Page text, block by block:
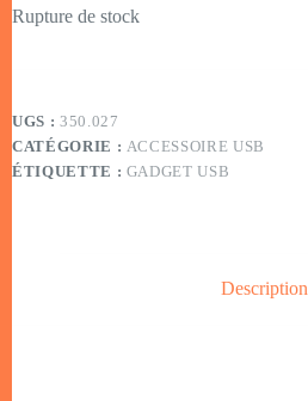
Rupture de stock
UGS : 350.027
CATÉGORIE : ACCESSOIRE USB
ÉTIQUETTE : GADGET USB
Description